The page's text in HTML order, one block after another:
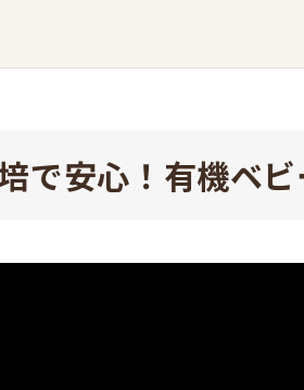
で安心！有機ベ